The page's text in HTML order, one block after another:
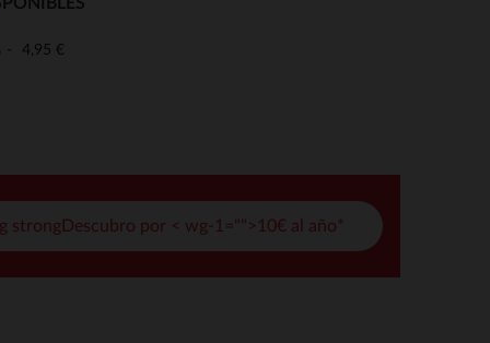
de privacidad, garantizando el cumplimiento de las
4,95 €
strongDescubro por < wg-1="">10€ al año*